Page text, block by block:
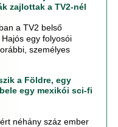
zajlottak a TV2-nél
a TV2 belső
egy folyosói
személyes
a Földre, egy
egy mexikói sci-fi
néhány száz ember